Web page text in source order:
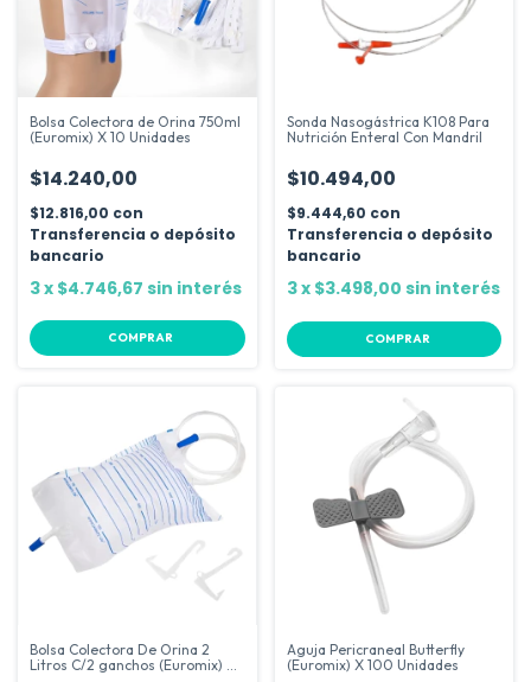
Bolsa Colectora de Orina 750ml
(Euromix) X 10 Unidades
$14.240,00
$12.816,00 con
Transferencia o depósito
bancario
3x $4.746,67 sin interés
COMPRAR
Sonda Nasogástrica K108 Para
Nutrición Enteral Con Mandril
$10.494,00
$9.444,60 con
Transferencia o depósito
bancario
3x $3.498,00 sin interés
Bolsa Colectora De Orina 2
Litros C/2 ganchos (Euromix) X
Aguja Pericraneal Butterfly
(Euromix) X 100 Unidades